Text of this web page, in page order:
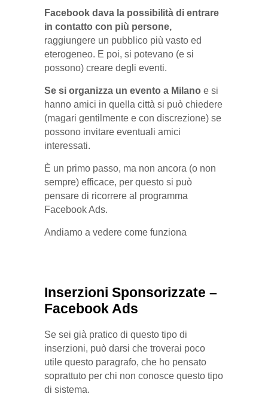
Facebook dava la possibilità di entrare
in contatto con più persone,
raggiungere un pubblico più vasto ed
eterogeneo. E poi, si potevano (e si
possono) creare degli eventi.
Se si organizza un evento a Milano e si
hanno amici in quella città si può chiedere
(magari gentilmente e con discrezione) se
possono invitare eventuali amici
interessati.
È un primo passo, ma non ancora (o non
sempre) efficace, per questo si può
pensare di ricorrere al programma
Facebook Ads.
Andiamo a vedere come funziona
Inserzioni Sponsorizzate –
Facebook Ads
Se sei già pratico di questo tipo di
inserzioni, può darsi che troverai poco
utile questo paragrafo, che ho pensato
soprattuto per chi non conosce questo tipo
di sistema.